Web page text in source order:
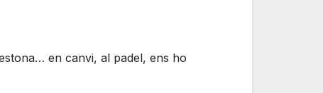
en canvi, al padel, ens ho